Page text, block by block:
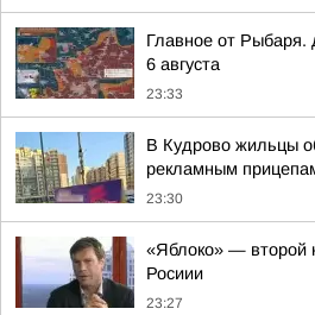
Главное от Рыбаря.
6 августа
23:33
В Кудрово жильцы
рекламным
23:30
«Яблоко» — второй
Росиии
23:27